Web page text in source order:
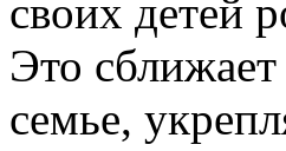
своих детей
Это
семье,